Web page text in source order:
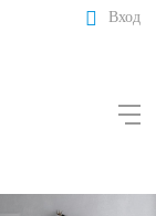
Вход